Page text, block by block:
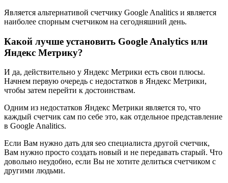
Является альтернативой счетчику Google Analitics и является
наиболее спорным счетчиком на сегодняшний день.
Какой лучше установить Google Analytics или
Яндекс Метрику?
И да, действительно у Яндекс Метрики есть свои плюсы.
Начнем первую очередь с недостатков в Яндекс Метрики,
чтобы затем перейти к достоинствам.
Одним из недостатков Яндекс Метрики является то, что
каждый счетчик сам по себе это, как отдельное представление
в Google Analitics.
Если Вам нужно дать для seo специалиста другой счетчик,
Вам нужно просто создать новый и не передавать старый. Что
довольно неудобно, если Вы не хотите делиться счетчиком с
другими людьми.